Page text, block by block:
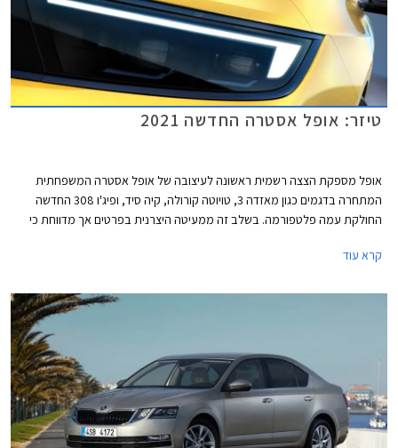
טיזר: אופל אסטרה החדשה 2021
אופל מספקת הצצה רשמית ראשונה לעיצובה של אופל אסטרה המשפחתית
המתחרה בדגמים כגון מאזדה 3, טויוטה קורולה, קיה סיד, ופיג'ו 308 החדשה
החולקת עמה פלטפורמה. בשלב זה ממעיטה היצרנית בפרטים אך מדווחת כי
קרא עוד